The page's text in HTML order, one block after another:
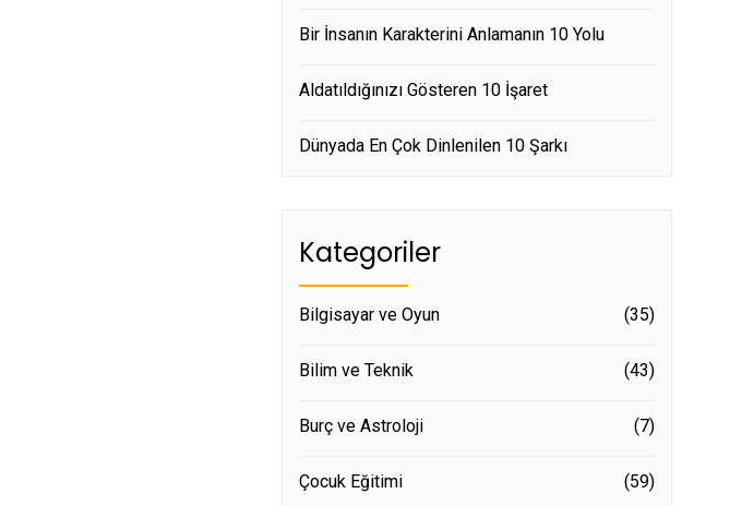
Bir İnsanın Karakterini Anlamanın 10 Yolu
Aldatıldığınızı Gösteren 10 İşaret
Dünyada En Çok Dinlenilen 10 Şarkı
Kategoriler
Bilgisayar ve Oyun (35)
Bilim ve Teknik (43)
Burç ve Astroloji (7)
Çocuk Eğitimi (59)